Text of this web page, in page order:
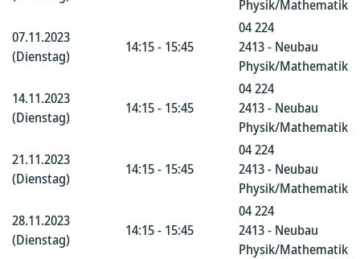
Physik/Mathematik
07.11.2023
(Dienstag)
14:15 - 15:45
04 224
2413 - Neubau
Physik/Mathematik
14.11.2023
(Dienstag)
14:15 - 15:45
04 224
2413 - Neubau
Physik/Mathematik
21.11.2023
(Dienstag)
14:15 - 15:45
04 224
2413 - Neubau
Physik/Mathematik
28.11.2023
(Dienstag)
14:15 - 15:45
04 224
2413 - Neubau
Physik/Mathematik